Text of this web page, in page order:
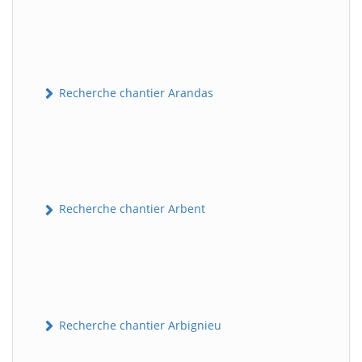
Recherche chantier Arandas
Recherche chantier Arbent
Recherche chantier Arbignieu